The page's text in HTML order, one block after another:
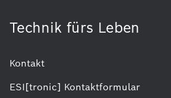
Technik fürs Leben
Kontakt
ESI[tronic] Kontaktformular